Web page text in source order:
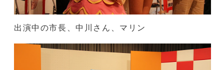
出演中の市長、中川さん、マリン